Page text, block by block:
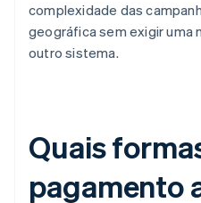
complexidade das
geográfica sem exigir uma
outro sistema.
Quais
pagamento